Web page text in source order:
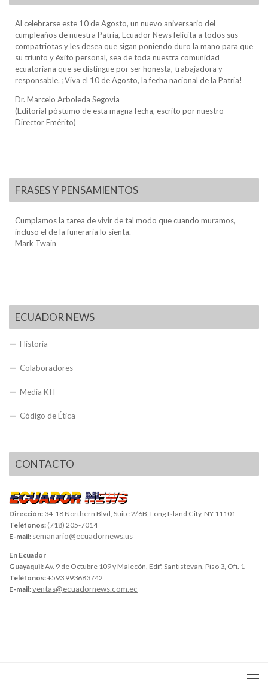
Al celebrarse este 10 de Agosto, un nuevo aniversario del
cumpleaños de nuestra Patria, Ecuador News felicita a todos sus
compatriotas y les desea que sigan poniendo duro la mano para que
su triunfo y éxito personal, sea de toda nuestra comunidad
ecuatoriana que se distingue por ser honesta, trabajadora y
responsable. ¡Viva el 10 de Agosto, la fecha nacional de la Patria!
Dr. Marcelo Arboleda Segovia
(Editorial póstumo de esta magna fecha, escrito por nuestro
Director Emérito)
FRASES Y PENSAMIENTOS
Cumplamos la tarea de vivir de tal modo que cuando muramos,
incluso el de la funeraria lo sienta.
Mark Twain
ECUADOR NEWS
Historia
Colaboradores
Media KIT
Código de Ética
CONTACTO
Dirección: 34-18 Northern Blvd, Suite 2/6B, Long Island City, NY 11101
Teléfonos: (718) 205-7014
E-mail: semanario@ecuadornews.us
En Ecuador
Guayaquil:Av. 9 de Octubre 109 y Malecón, Edif. Santistevan, Piso 3, Ofi. 1
Teléfonos:+593 993683742
E-mail:ventas@ecuadornews.com.ec